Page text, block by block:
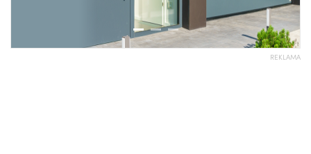
REKLAMA